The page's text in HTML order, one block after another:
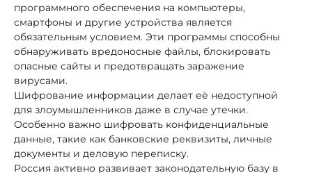
программного обеспечения на компьютеры,
смартфоны и другие устройства является
обязательным условием. Эти программы способны
обнаруживать вредоносные файлы, блокировать
опасные сайты и предотвращать заражение
вирусами.
Шифрование информации делает её недоступной
для злоумышленников даже в случае утечки.
Особенно важно шифровать конфиденциальные
данные, такие как банковские реквизиты, личные
документы и деловую переписку.
Россия активно развивает законодательную базу в